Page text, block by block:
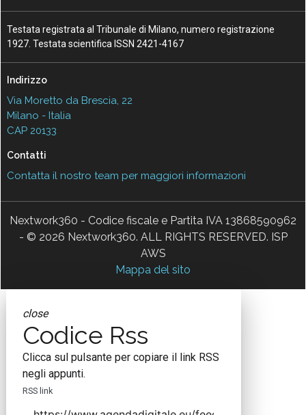
Testata registrata al Tribunale di Milano, numero registrazione
1927. Testata scientifica ISSN 2421-4167
Indirizzo
Via Moretto da Brescia, 22
Milano - Italia
CAP 20133
Contatti
Contatta il nostro team per maggiori informazioni
Nextwork360 - Codice fiscale e Partita IVA 13868590962
- © 2026 Nextwork360. ALL RIGHTS RESERVED. ISP
AWS
Mappa del sito
close
Codice Rss
Clicca sul pulsante per copiare il link RSS
negli appunti.
RSS link